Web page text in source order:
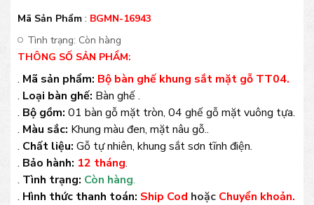
Mã Sản Phẩm : BGMN-16943
Tình trạng: Còn hàng
THÔNG SỐ SẢN PHẨM:
. Mã sản phẩm: Bộ bàn ghế khung sắt mặt gỗ TT04.
. Loại bàn ghế: Bàn ghế .
. Bộ gồm: 01 bàn gỗ mặt tròn, 04 ghế gỗ mặt vuông tựa.
. Màu sắc: Khung màu đen, mặt nâu gỗ..
. Chất liệu: Gỗ tự nhiên, khung sắt sơn tĩnh điện.
. Bảo hành: 12 tháng.
. Tình trạng: Còn hàng.
. Hình thức thanh toán: Ship Cod hoặc Chuyển khoản.